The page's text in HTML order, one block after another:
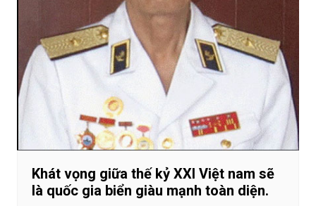
Khát vọng giữa thế kỷ XXI Việt nam sẽ
là quốc gia biển giàu mạnh toàn diện.